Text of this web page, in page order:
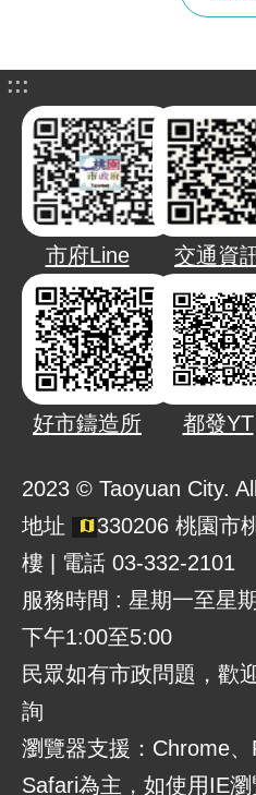
:::
市府Line
好市鑄造所
交通資
都發YT
2023 © Taoyuan City.
地址
330206 桃園市
樓 | 電話 03-332-2101
服務時間 : 星期一至星
下午1:00至5:00
民眾如有市政問題，歡
詢
瀏覽器支援：Chrome、
Safari為主，如使用IE